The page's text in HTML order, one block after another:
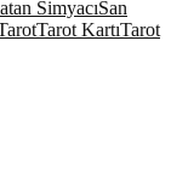
SimyacıSan
Tarot KartıTarot